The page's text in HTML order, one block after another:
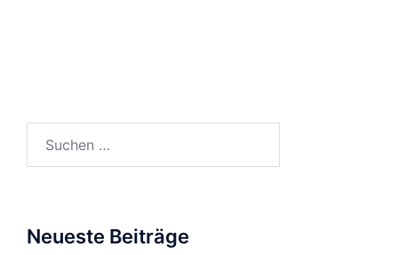
Neueste Beiträge